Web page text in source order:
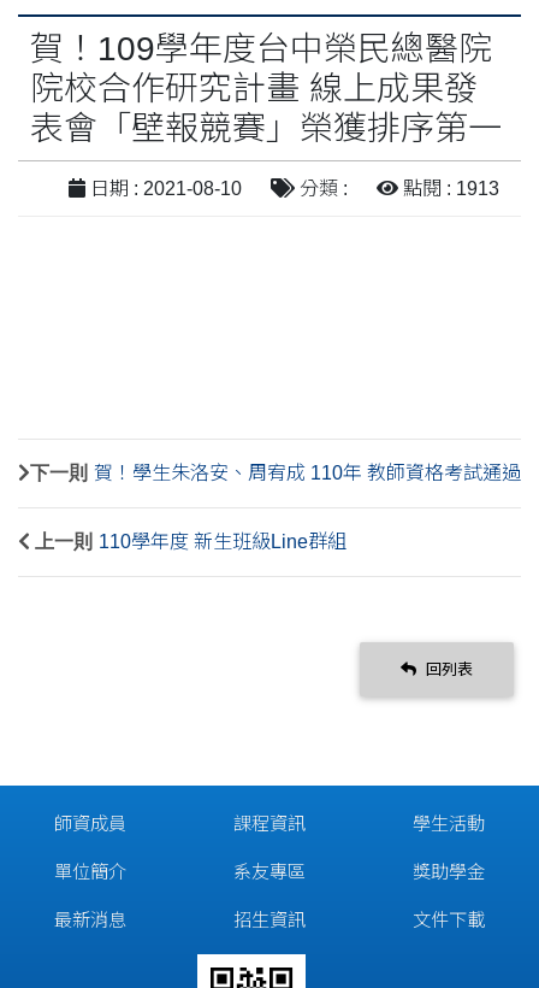
賀！109學年度台中榮民總醫院
院校合作研究計畫 線上成果發
表會「壁報競賽」榮獲排序第一
日期 : 2021-08-10 分類 : 點閱 : 1913
下一則 賀！學生朱洛安、周宥成 110年 教師資格考試通過
上一則 110學年度 新生班級Line群組
回列表
師資成員
單位簡介
最新消息
課程資訊
系友專區
招生資訊
學生活動
獎助學金
文件下載